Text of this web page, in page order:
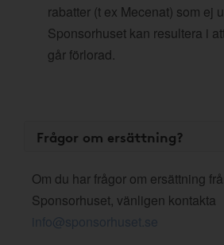
rabatter (t ex Mecenat) som ej
Sponsorhuset kan resultera i
går förlorad.
Frågor om ersättning?
Om du har frågor om ersättning
Sponsorhuset, vänligen kontakta
info@sponsorhuset.se